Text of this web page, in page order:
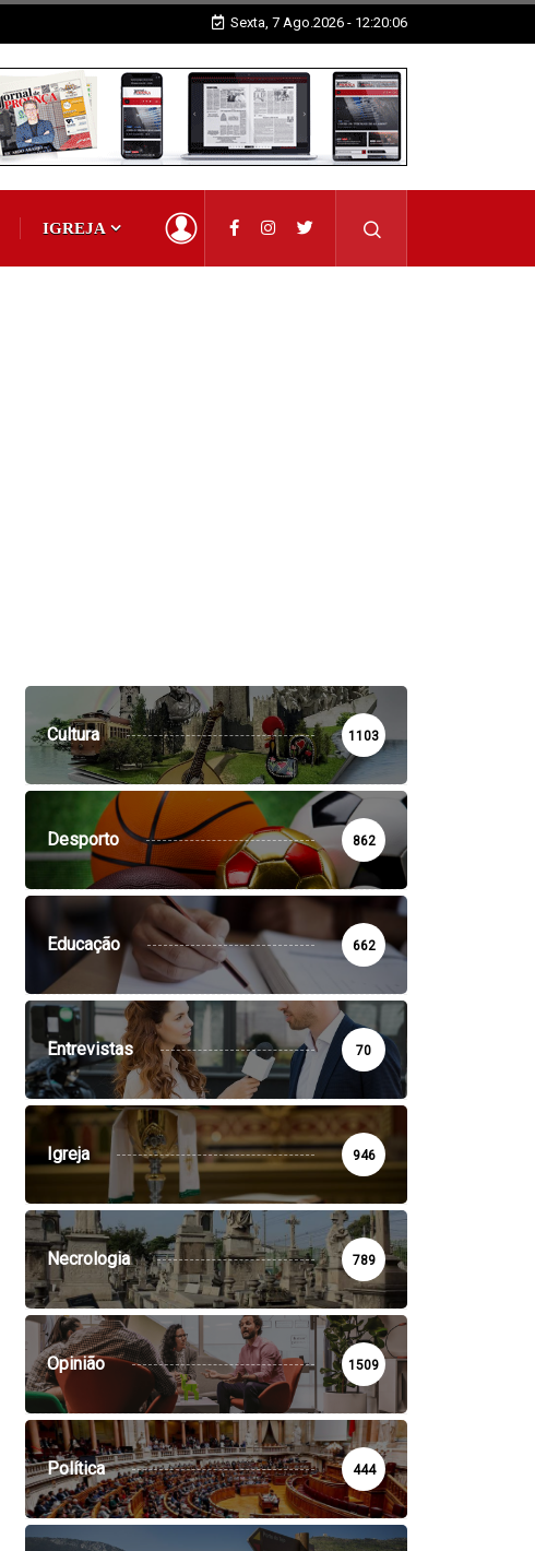
Sexta, 7 Ago.2026 - 12:20:08
IGREJA
Cultura 1103
Desporto 862
Educação 662
Entrevistas 70
Igreja 946
Necrologia 789
Opinião 1509
Política 444